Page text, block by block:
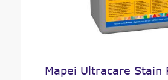
Mapei Ultracare Stain